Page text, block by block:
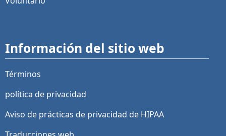
Información del sitio web
Términos
política de privacidad
Aviso de prácticas de privacidad de HIPAA